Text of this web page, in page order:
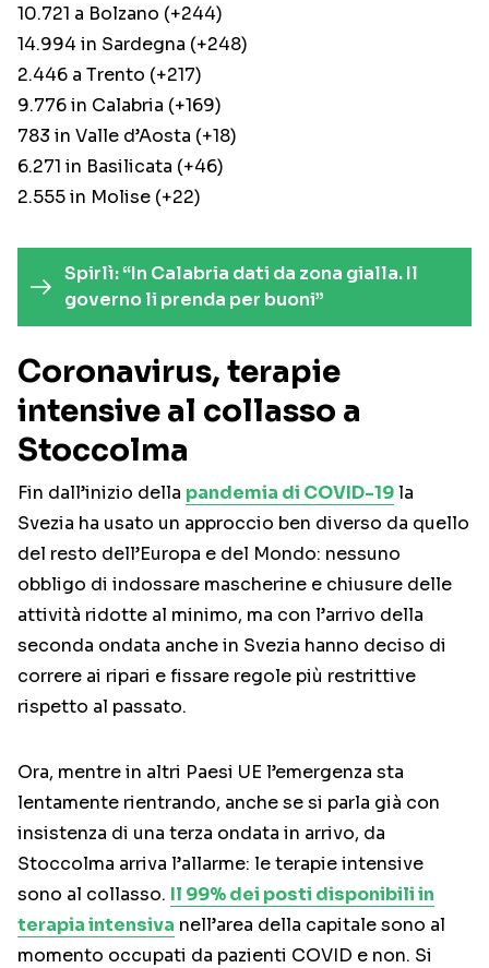
10.721 a Bolzano (+244)
14.994 in Sardegna (+248)
2.446 a Trento (+217)
9.776 in Calabria (+169)
783 in Valle d’Aosta (+18)
6.271 in Basilicata (+46)
2.555 in Molise (+22)
Spirlì: “In Calabria dati da zona gialla. Il
governo li prenda per buoni”
Coronavirus, terapie
intensive al collasso a
Stoccolma
Fin dall’inizio della pandemia di COVID-19la
Svezia ha usato un approccio ben diverso da quello
del resto dell’Europa e del Mondo: nessuno
obbligo di indossare mascherine e chiusure delle
attività ridotte al minimo, ma con l’arrivo della
seconda ondata anche in Svezia hanno deciso di
correre ai ripari e fissare regole più restrittive
rispetto al passato.
Ora, mentre in altri Paesi UE l’emergenza sta
lentamente rientrando, anche se si parla già con
insistenza di una terza ondata in arrivo, da
Stoccolma arriva l’allarme: le terapie intensive
sono al collasso. Il 99% dei posti disponibili in
terapia intensiva nell’area della capitale sono al
momento occupati da pazienti COVID e non. Si